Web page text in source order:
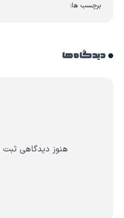
برچسب ها:
دیدگاه ها
هنوز دیدگاهی